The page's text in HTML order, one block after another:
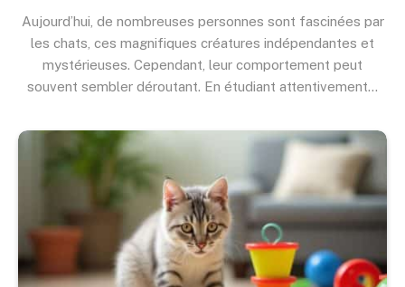
Aujourd’hui, de nombreuses personnes sont fascinées par
les chats, ces magnifiques créatures indépendantes et
mystérieuses. Cependant, leur comportement peut
souvent sembler déroutant. En étudiant attentivement…